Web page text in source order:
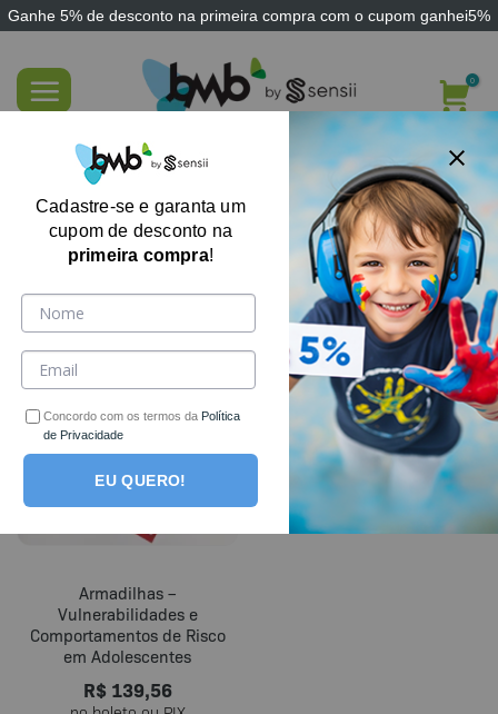
Ganhe 5% de desconto na primeira compra com o cupom ganhei5%
content
FILTRE AQUI
Armadilhas –
Vulnerabilidades e
Comportamentos de Risco
em Adolescentes
R$139,56
Cadastre-se e garanta um
cupom de desconto na
primeira compra!
Concordo com os termos da Política
de Privacidade
EU QUERO!